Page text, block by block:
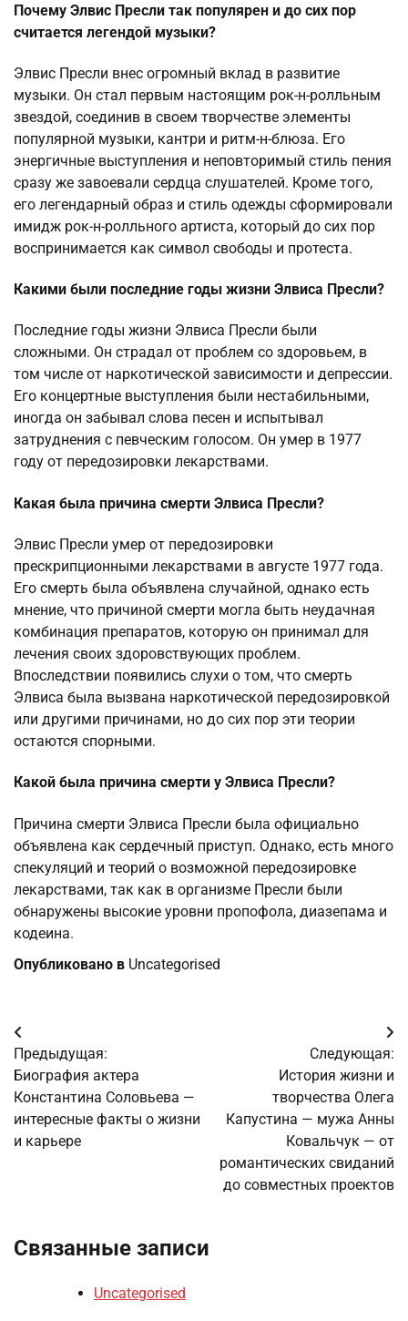
Почему Элвис Пресли так популярен и до сих пор
считается легендой музыки?
Элвис Пресли внес огромный вклад в развитие
музыки. Он стал первым настоящим рок-н-ролльным
звездой, соединив в своем творчестве элементы
популярной музыки, кантри и ритм-н-блюза. Его
энергичные выступления и неповторимый стиль пения
сразу же завоевали сердца слушателей. Кроме того,
его легендарный образ и стиль одежды сформировали
имидж рок-н-ролльного артиста, который до сих пор
воспринимается как символ свободы и протеста.
Какими были последние годы жизни Элвиса Пресли?
Последние годы жизни Элвиса Пресли были
сложными. Он страдал от проблем со здоровьем, в
том числе от наркотической зависимости и депрессии.
Его концертные выступления были нестабильными,
иногда он забывал слова песен и испытывал
затруднения с певческим голосом. Он умер в 1977
году от передозировки лекарствами.
Какая была причина смерти Элвиса Пресли?
Элвис Пресли умер от передозировки
прескрипционными лекарствами в августе 1977 года.
Его смерть была объявлена случайной, однако есть
мнение, что причиной смерти могла быть неудачная
комбинация препаратов, которую он принимал для
лечения своих здоровствующих проблем.
Впоследствии появились слухи о том, что смерть
Элвиса была вызвана наркотической передозировкой
или другими причинами, но до сих пор эти теории
остаются спорными.
Какой была причина смерти у Элвиса Пресли?
Причина смерти Элвиса Пресли была официально
объявлена как сердечный приступ. Однако, есть много
спекуляций и теорий о возможной передозировке
лекарствами, так как в организме Пресли были
обнаружены высокие уровни пропофола, диазепама и
кодеина.
Опубликовано в Uncategorised
Навигация
по
записям
Предыдущая:
Биография актера
Константина Соловьева —
интересные факты о жизни
и карьере
Следующая:
История жизни и
творчества Олега
Капустина — мужа Анны
Ковальчук — от
романтических свиданий
до совместных проектов
Связанные записи
Uncategorised